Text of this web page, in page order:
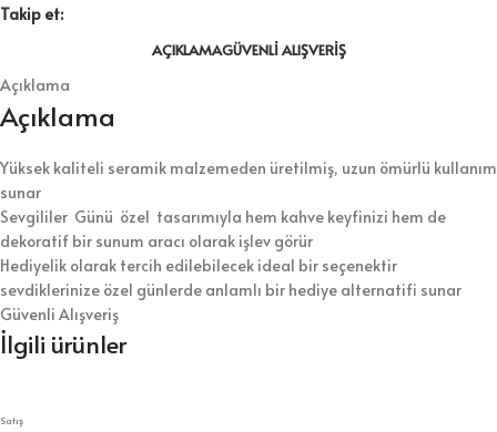
Takip et:
AÇIKLAMAGÜVENLI ALIŞVERIŞ
Açıklama
Açıklama
Yüksek kaliteli seramik malzemeden üretilmiş, uzun ömürlü kullanım
sunar
Sevgililer Günü özel tasarımıyla hem kahve keyfinizi hem de
dekoratif bir sunum aracı olarak işlev görür
Hediyelik olarak tercih edilebilecek ideal bir seçenektir
sevdiklerinize özel günlerde anlamlı bir hediye alternatifi sunar
Güvenli Alışveriş
İlgili ürünler
Satış